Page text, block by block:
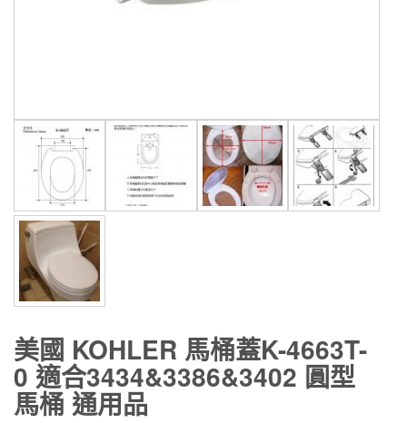
美國 KOHLER 馬桶蓋K-4663T-
0 適合3434&3386&3402 圓型
馬桶 通用品